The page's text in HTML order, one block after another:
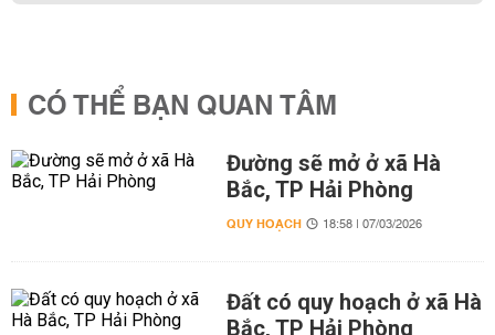
CÓ THỂ BẠN QUAN TÂM
Đường sẽ mở ở xã Hà
Bắc, TP Hải Phòng
QUY HOẠCH 18:58 | 07/03/2026
Đất có quy hoạch ở xã Hà
Bắc, TP Hải Phòng